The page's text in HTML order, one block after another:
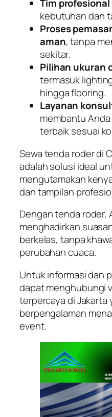
Tim profesional
kebutuhan dan
Proses
aman, tanpa
sekitar.
Pilihan ukuran
termasuk
hingga flooring.
Layanan
membantu
terbaik sesuai
Sewa tenda roder di
adalah solusi ideal
mengutamakan
dan tampilan
Dengan tenda roder,
menghadirkan
berkelas, tanpa
perubahan cuaca.
Untuk informasi dan
dapat menghubungi
terpercaya di Jakarta
berpengalaman
event.